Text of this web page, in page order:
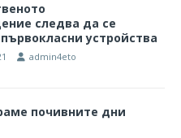
следва да се
устройства
admin4eto
почивните дни